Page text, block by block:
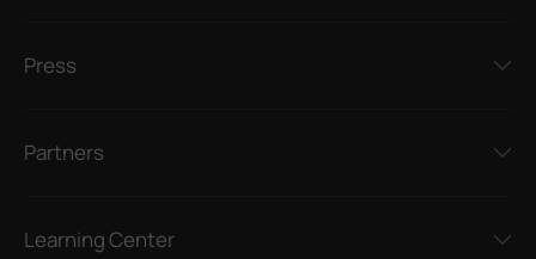
Press
Partners
Learning Center